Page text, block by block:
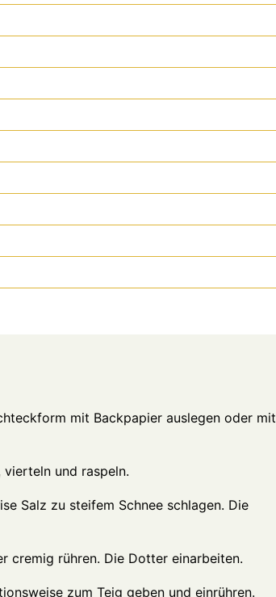
mit Backpapier auslegen oder mit
vierteln und raspeln.
Salz zu steifem Schnee schlagen. Die
cremig rühren. Die Dotter einarbeiten.
zum Teig geben und einrühren.